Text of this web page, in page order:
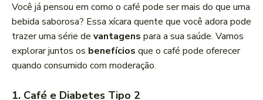
Você já pensou em como o café pode ser mais do que uma
bebida saborosa? Essa xícara quente que você adora pode
trazer uma série de vantagens para a sua saúde. Vamos
explorar juntos os benefícios que o café pode oferecer
quando consumido com moderação.
1. Café e Diabetes Tipo 2